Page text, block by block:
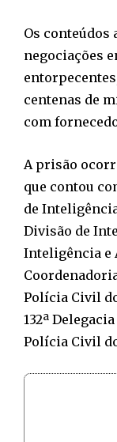
Os
negociações
centenas de
com
A prisão
que contou
de
Divisão de
Inteligência e
Polícia Civil
132ª
Polícia Civil do